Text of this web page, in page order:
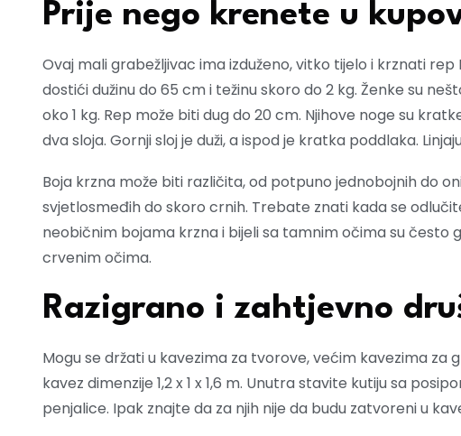
Prije nego krenete u
Ovaj mali grabežljivac ima izduženo, vitko tijelo i krznati rep
dostići dužinu do 65 cm i težinu skoro do 2 kg. Ženke su
oko 1 kg. Rep može biti dug do 20 cm. Njihove noge su
dva sloja. Gornji sloj je duži, a ispod je kratka poddlaka.
Boja krzna može biti različita, od potpuno jednobojnih do
svjetlosmeđih do skoro crnih. Trebate znati kada se
neobičnim bojama krzna i bijeli sa tamnim očima su često
crvenim očima.
Razigrano i zahtjevno
Mogu se držati u kavezima za tvorove, većim kavezima za
kavez dimenzije 1,2 x 1 x 1,6 m. Unutra stavite kutiju sa
penjalice. Ipak znajte da za njih nije da budu zatvoreni u